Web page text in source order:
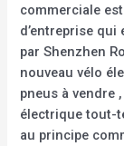
commerciale
d’entreprise
par Shenzhen
nouveau vélo
pneus à vendre
électrique tout-
au principe